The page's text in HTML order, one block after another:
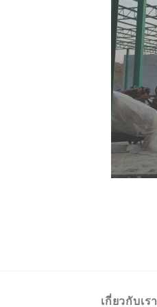
เกี่ยวกับเรา